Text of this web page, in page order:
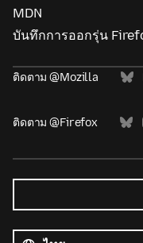
MDN
บันทึกการออกรุ่น
ติดตาม @Mozilla
ติดตาม @Firefox
ทั้งหมด
ภาษา